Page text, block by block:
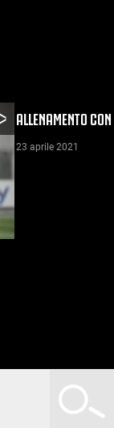
ALLENAMENTO
23 aprile 2021